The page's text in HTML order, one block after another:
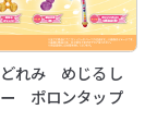
れみ めじるし
ポロンタップ